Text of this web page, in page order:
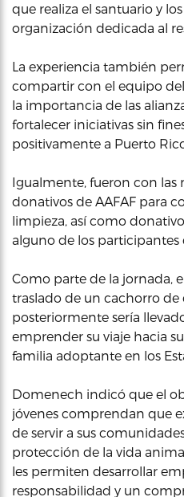
que realiza el santuario y
organización dedicada al
La experiencia también
compartir con el equipo
la importancia de las
fortalecer iniciativas sin
positivamente a Puerto
Igualmente, fueron con las
donativos de AAFAF para
limpieza, así como
alguno de los participantes
Como parte de la jornada,
traslado de un cachorro de
posteriormente sería
emprender su viaje hacia
familia adoptante en los
Domenech indicó que el
jóvenes comprendan que
de servir a sus
protección de la vida
les permiten desarrollar
responsabilidad y un